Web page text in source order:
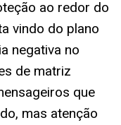
ao redor do
vindo do plano
negativa no
de matriz
que
mas atenção